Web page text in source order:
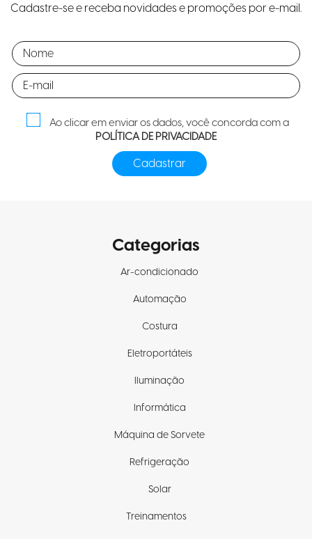
Cadastre-se e receba novidades e promoções por e-mail.
Ao clicar em enviar os dados, você concorda com a
POLÍTICA DE PRIVACIDADE
Categorias
Ar-condicionado
Automação
Costura
Eletroportáteis
Iluminação
Informática
Máquina de Sorvete
Refrigeração
Solar
Treinamentos